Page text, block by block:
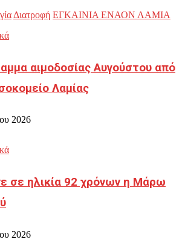
Διατροφή ΕΓΚΑΙΝΙΑ ΕΝΑΟΝ ΛΑΜΙΑ
αιμοδοσίας Αυγούστου από
Λαμίας
2026
σε ηλικία 92 χρόνων η Μάρω
2026